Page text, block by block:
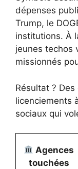
dépenses
Trump, le
institutions. À
jeunes techos
missionnés
Résultat ?
licenciements
sociaux qui
Agences
touchées